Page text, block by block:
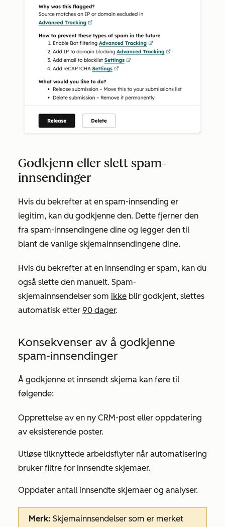
Godkjenn eller slett spam-
innsendinger
Hvis du bekrefter at en spam-innsending er
legitim, kan du godkjenne den. Dette fjerner den
fra spam-innsendingene dine og legger den til
blant de vanlige skjemainnsendingene dine.
Hvis du bekrefter at en innsending er spam, kan du
også slette den manuelt. Spam-
skjemainnsendelser som ikke blir godkjent, slettes
automatisk etter 90 dager.
Konsekvenser av å godkjenne
spam-innsendinger
Å godkjenne et innsendt skjema kan føre til
følgende:
Opprettelse av en ny CRM-post eller oppdatering
av eksisterende poster.
Utløse tilknyttede arbeidsflyter når automatisering
bruker filtre for innsendte skjemaer.
Oppdater antall innsendte skjemaer og analyser.
Merk: Skjemainnsendelser som er merket